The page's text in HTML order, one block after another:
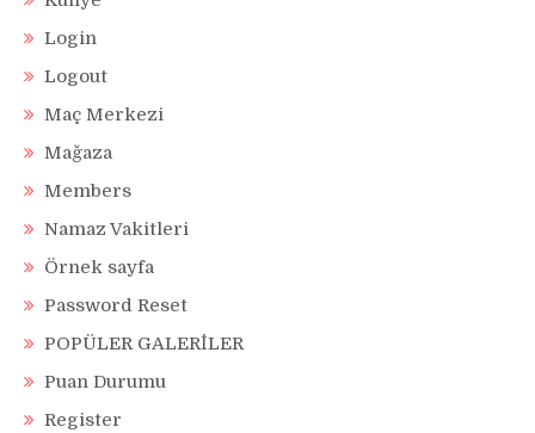
Login
Logout
Maç Merkezi
Mağaza
Members
Namaz Vakitleri
Örnek sayfa
Password Reset
POPÜLER GALERİLER
Puan Durumu
Register